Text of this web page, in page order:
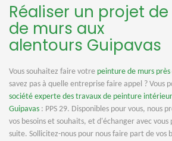
Réaliser un projet
de murs aux
alentours Guipavas
Vous souhaitez faire votre peinture de murs près
savez pas à quelle entreprise faire appel ? Vous
société experte des travaux de peinture
Guipavas : PPS 29. Disponibles pour vous, nous
vos besoins et souhaits, et d'échanger avec
suite. Sollicitez-nous pour nous faire part de vos